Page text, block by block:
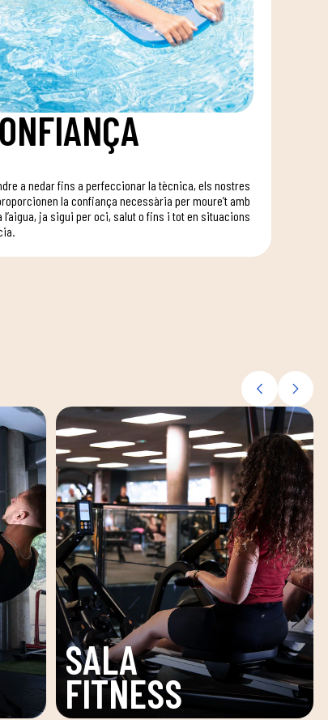
a nedar fins a perfeccionar la tècnica, els nostres
la confiança necessària per moure’t amb
l’aigua, ja sigui per oci, salut o fins i tot en situacions
ZONA
PISCINA